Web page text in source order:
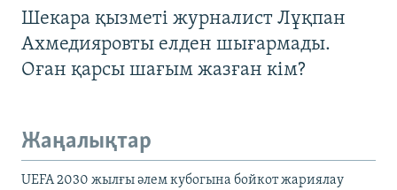
Шекара қызметі журналист Лұқпан
Ахмедияровты елден шығармады.
Оған қарсы шағым жазған кім?
Жаңалықтар
UEFA 2030 жылғы әлем кубогына бойкот жариялау